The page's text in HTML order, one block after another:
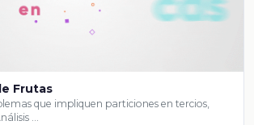
Frutas
que impliquen particiones en tercios,
…